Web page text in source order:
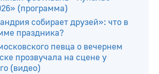
(программа)
собирает друзей»: что в
праздника?
певца о вечернем
прозвучала на сцене у
(видео)